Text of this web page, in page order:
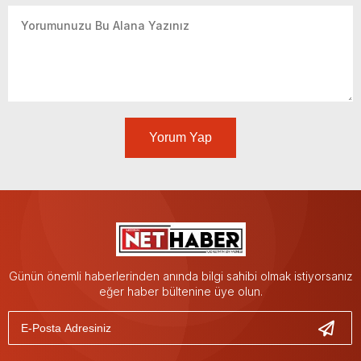
Yorum Yap
Günün önemli haberlerinden anında bilgi sahibi olmak istiyorsanız
eğer haber bültenine üye olun.